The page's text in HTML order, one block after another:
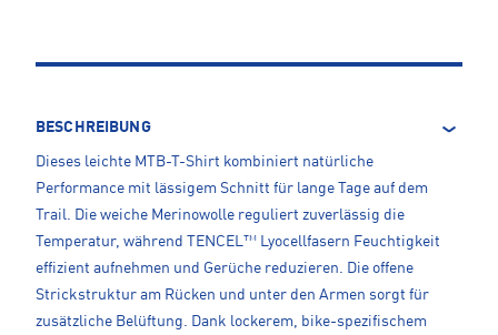
BESCHREIBUNG
Dieses leichte MTB-T-Shirt kombiniert natürliche
Performance mit lässigem Schnitt für lange Tage auf dem
Trail. Die weiche Merinowolle reguliert zuverlässig die
Temperatur, während TENCEL™ Lyocellfasern Feuchtigkeit
effizient aufnehmen und Gerüche reduzieren. Die offene
Strickstruktur am Rücken und unter den Armen sorgt für
zusätzliche Belüftung. Dank lockerem, bike-spezifischem